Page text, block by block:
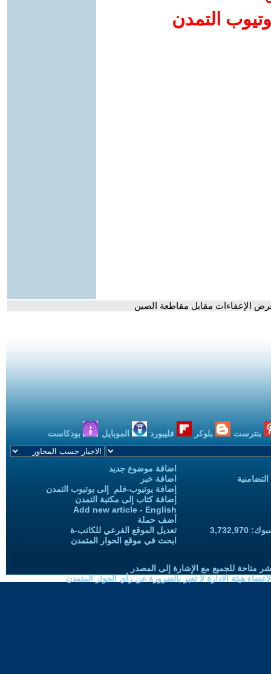
التمدن
الإعفاءات مقابل مقاطعة الصين
بنترست بلوكر فليبورد الموبايل بودكاست
اضافة موضوع جديد
اضافة خبر
إضافة يوتيوب-فلم إلى يوتيوب التمدن
إضافة كتاب إلى مكتبة التمدن
Add new article - English
أضف حملة
تعديل الموقع الفرعي للكاتب-ة
ابحث في موقع الحوار المتمدن
متاحة للجميع مع الإشارة إلى المصدر
هيئة الادارة لا تعبر بالضرورة عن رأي الحوار المتمدن